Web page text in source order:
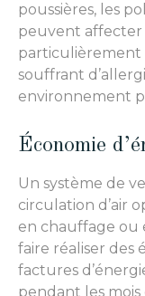
poussières, les
peuvent affecter
particulièrement
souffrant
environnement
Économie
Un système de
circulation d’air
en chauffage ou
faire réaliser des
factures
pendant les mois